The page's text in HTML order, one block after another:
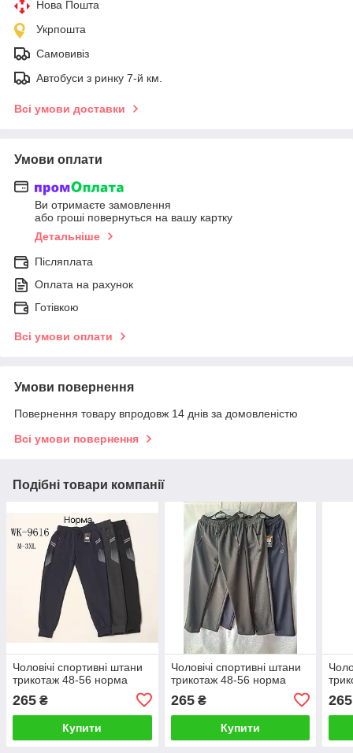
Нова Пошта
Укрпошта
Самовивіз
Автобуси з ринку 7-й км.
Всі умови доставки
Умови оплати
Ви отримаєте замовлення
або гроші повернуться на вашу картку
Детальніше
Післяплата
Оплата на рахунок
Готівкою
Всі умови оплати
Умови повернення
Повернення товару впродовж 14 днів за домовленістю
Всі умови повернення
Подібні товари компанії
Чоловічі спортивні штани
трикотаж 48-56 норма
265 ₴
Купити
Чоловічі спортивні штани
трикотаж 48-56 норма
265₴
Купити
265